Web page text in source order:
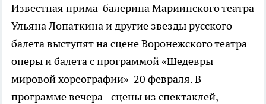
Известная прима-балерина Мариинского театра
Ульяна Лопаткина и другие звезды русского
балета выступят на сцене Воронежского театра
оперы и балета с программой «Шедевры
мировой хореографии» 20 февраля. В
программе вечера - сцены из спектаклей,